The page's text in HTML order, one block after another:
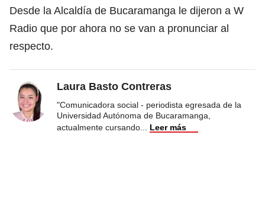
Desde la Alcaldía de Bucaramanga le dijeron a W
Radio que por ahora no se van a pronunciar al
respecto.
Laura Basto Contreras
"Comunicadora social - periodista egresada de la
Universidad Autónoma de Bucaramanga,
actualmente cursando
Leer más